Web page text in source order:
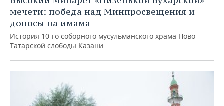
мечети: победа над Минпросвещения и
доносы на имама
История 10-го соборного мусульманского храма Ново-
Татарской слободы Казани